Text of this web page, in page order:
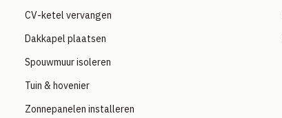
CV-ketel vervangen
Dakkapel plaatsen
Spouwmuur isoleren
Tuin & hovenier
Zonnepanelen installeren